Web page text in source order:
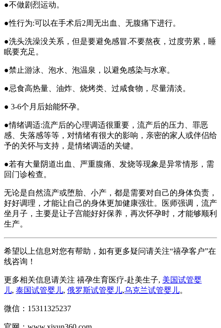
●不做剧烈运动。
●性行为:可以在手术后2周无出血、无腹痛下进行。
●洗头洗澡没关系，但是要避免感冒.不要熬夜，过度劳累，睡
眠要充足。
●禁止游泳、泡水、泡温泉，以避免感染与水寒。
●忌食高热量、油炸、烧烤类、过咸食物，尽量清淡。
● 3-6个月后始能怀孕。
●情绪调适:流产后的心理调适很重要，流产后的压力、罪恶
感、失落感等等，对情绪有很大的影响，亲密的家人或伴侣给
予的关怀与支持，是情绪调适的关键。
●若有大量阴道出血、严重腹痛、发烧等现象是异常情形，需
回门诊检查。
无论是自然流产或堕胎、小产，都是需要对自己的身体负责，
好好调理，才能让自己的身体更加健康强壮。医师强调，流产
坐月子，主要是让子宫能好好保养，再次怀孕时，才能够顺利
生产。
希望以上信息对您有帮助，如有更多疑问请关注“禧孕客户”在
线咨询！
更多相关信息请关注 禧孕生育医疗-赴美生子, 美国试管婴
儿, 泰国试管婴儿, 俄罗斯试管婴儿,乌克兰试管婴儿。
微信：15311325237